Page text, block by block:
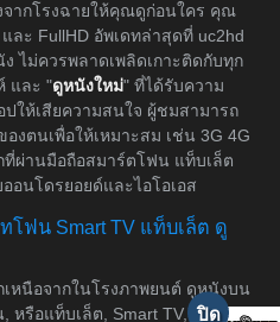
จากโรงฉายให้คุณดูก่อนใคร คุณ
ละ FullHD อัพเดทล่าสุดที่ uc2hd
ไม่ควรพลาดเพลิดเกาะติดกับทุก
และ "ดูหนังใหม่" ที่ได้รับความ
ให้เสียความสนใจ ผู้ชมสามารถ
งตนเพื่อให้เหมาะสม เช่น 3G 4G
ผ่านมือถือสมาร์ตโฟน แท็บเล็ต
อนโดรยอยด์และไอโอเอส
ฟน Smart TV แท็บเล็ต ดู
หนือจากในโรงภาพยนต์ ดูหนังบน
หรือแท็บเล็ต, Smart TV, รองรับ